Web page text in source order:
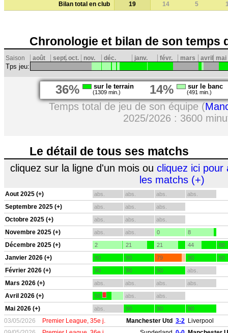
Bilan total en club
19 14 5
Chronologie et bilan de son temps
Saison août sept.oct. nov. déc. janv. févr. mars avril mai
Tps jeu:
36% sur le terrain
(1309 min.) 14% sur le banc
(491 min.)
Temps total de jeu de son équipe (
2025/2026 : 3600
Le détail de tous ses matchs
cliquez sur la ligne d'un mois ou cliquez ici pour
les matchs (+)
Aout 2025 (+) abs. abs. abs. abs.
Septembre 2025 (+) abs. abs. abs.
Octobre 2025 (+) abs. abs. abs.
Novembre 2025 (+) abs. abs. 0 8
Décembre 2025 (+) 2 21 21 44 88
Janvier 2026 (+) 90 90 79 90 90
Février 2026 (+) 90 90 90 abs.
Mars 2026 (+) abs. abs. abs. abs.
Avril 2026 (+) 56 abs. abs.
Mai 2026 (+) abs. 90 90 90
03/05/2026 Premier League, 35e j. Manchester Utd 3-2 Liverpool